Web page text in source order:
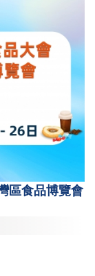
區食品博覽會